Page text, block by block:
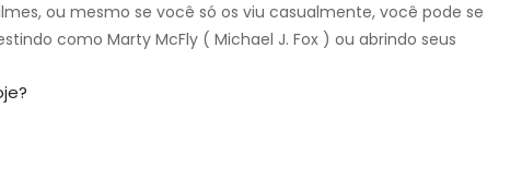
ou mesmo se você só os viu casualmente, você pode se
como Marty McFly ( Michael J. Fox ) ou abrindo seus